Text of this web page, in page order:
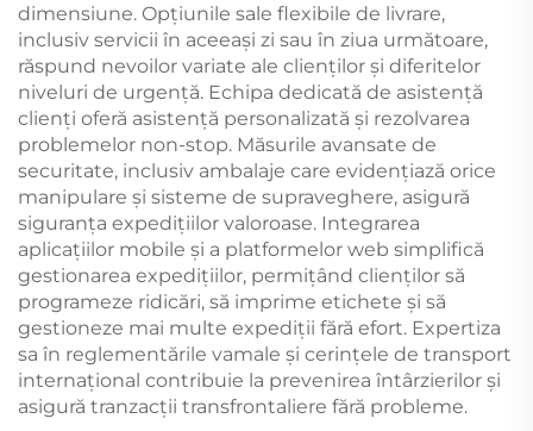
dimensiune. Opțiunile sale flexibile de livrare,
inclusiv servicii în aceeași zi sau în ziua următoare,
răspund nevoilor variate ale clienților și diferitelor
niveluri de urgență. Echipa dedicată de asistență
clienți oferă asistență personalizată și rezolvarea
problemelor non-stop. Măsurile avansate de
securitate, inclusiv ambalaje care evidențiază orice
manipulare și sisteme de supraveghere, asigură
siguranța expedițiilor valoroase. Integrarea
aplicațiilor mobile și a platformelor web simplifică
gestionarea expedițiilor, permițând clienților să
programeze ridicări, să imprime etichete și să
gestioneze mai multe expediții fără efort. Expertiza
sa în reglementările vamale și cerințele de transport
internațional contribuie la prevenirea întârzierilor și
asigură tranzacții transfrontaliere fără probleme.